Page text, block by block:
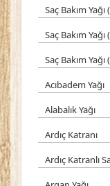
Saç Bakım
Saç Bakım Yağı
Saç Bakım
Acıbadem Yağı
Alabalık Yağı
Ardıç Katranı
Ardıç Katranlı